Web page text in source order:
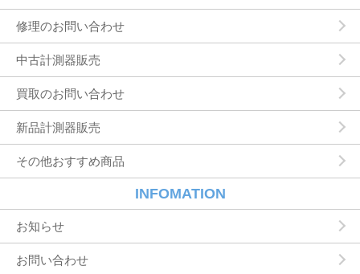
商品名や数量，利用されたサービスの種類や期
情報などを利用する目的
ユーザーが簡便にデータを入力できるようにす
るために，当社に登録されている情報を入力画
含みます）に転送したりする目的
代金の支払を遅滞したり第三者に損害を発生さ
せたりするなど，本サービスの利用規約に違反
したユーザーや，不正・不当な目的でサービス
定するための情報を利用する目的
修理のお問い合わせ
中古計測器販売
買取のお問い合わせ
新品計測器販売
その他おすすめ商品
INFOMATION
お知らせ
お問い合わせ